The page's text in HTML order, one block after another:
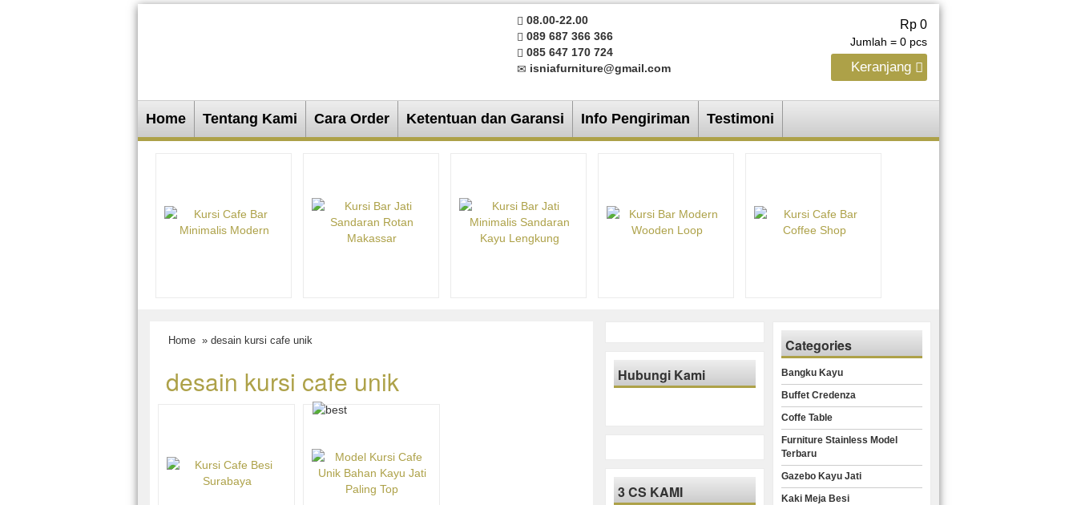
08.00-22.00
089 687 366 366
085 647 170 724
isniafurniture@gmail.com
Rp 0
Jumlah = 0pcs
Keranjang
Home Tentang Kami Cara Order Ketentuan dan Garansi Info Pengiriman Testimoni
Home » desain kursi cafe unik
desain kursi cafe unik Hubungi Kami
3 CS KAMI
Categories
Bangku Kayu
Buffet Credenza
Coffe Table
Furniture Stainless Model
Terbaru
Gazebo Kayu Jati
Kaki Meja Besi